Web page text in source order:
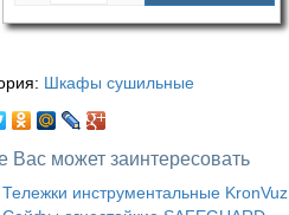
Шкафы сушильные
Вас может заинтересовать
Тележки инструментальные KronVuz